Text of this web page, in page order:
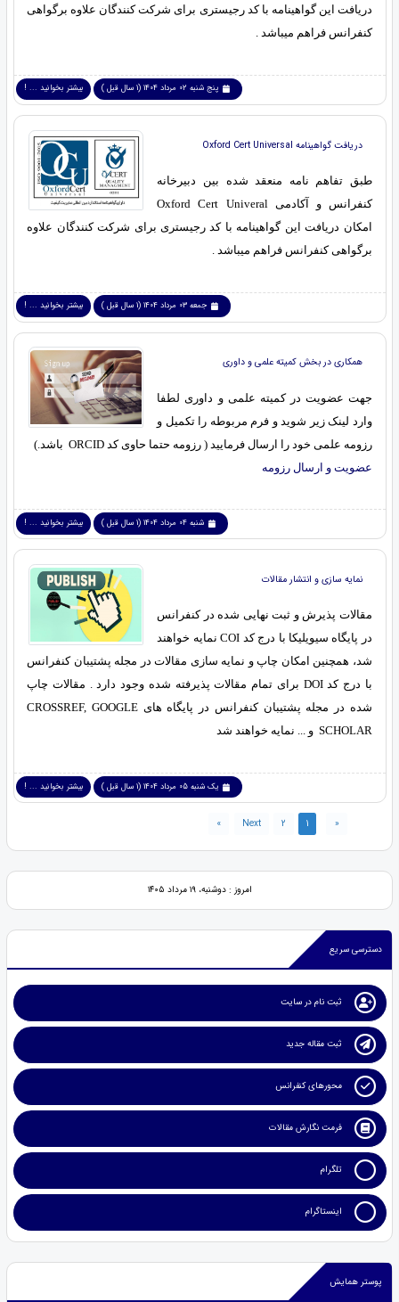
دریافت این گواهینامه با کد رجیستری برای شرکت کنندگان علاوه برگواهی
کنفرانس فراهم میباشد .
پنج شنبه 02 مرداد 1404 (1 سال قبل ) بیشتر بخوانید ... !
دریافت گواهینامه Oxford Cert Universal
طبق تفاهم نامه منعقد شده بین دبیرخانه
کنفرانس و آکادمی Oxford Cert Univeral
امکان دریافت این گواهینامه با کد رجیستری برای شرکت کنندگان علاوه
برگواهی کنفرانس فراهم میباشد .
جمعه 03 مرداد 1404 (1 سال قبل ) بیشتر بخوانید ... !
همکاری در بخش کمیته علمی و داوری
جهت عضویت در کمیته علمی و داوری لطفا
وارد لینک زیر شوید و فرم مربوطه را تکمیل و
رزومه علمی خود را ارسال فرمایید ( رزومه حتما حاوی کد ORCID باشد.)
عضویت و ارسال رزومه
شنبه 04 مرداد 1404 (1 سال قبل ) بیشتر بخوانید ... !
نمایه سازی و انتشار مقالات
مقالات پذیرش و ثبت نهایی شده در کنفرانس
در پایگاه سیویلیکا با درج کد COI نمایه خواهند
شد، همچنین امکان چاپ و نمایه سازی مقالات در مجله پشتیبان کنفرانس
با درج کد DOI برای تمام مقالات پذیرفته شده وجود دارد . مقالات چاپ
شده در مجله پشتیبان کنفرانس در پایگاه های CROSSREF, GOOGLE
SCHOLAR و ... نمایه خواهند شد
یک شنبه 05 مرداد 1404 (1 سال قبل ) بیشتر بخوانید ... !
«
1
2
Next
»
امروز : دوشنبه، ۱۹ مرداد ۱۴۰۵
دسترسی سریع
ثبت نام در سایت
ثبت مقاله جدید
محورهای کنفرانس
فرمت نگارش مقالات
تلگرام
اینستاگرام
پوستر همایش